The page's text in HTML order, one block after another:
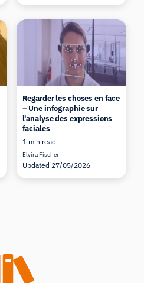
Regarder les choses en face
– Une infographie sur
l'analyse des expressions
faciales
1 min read
Elvira Fischer
Updated 27/05/2026